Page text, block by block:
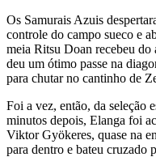
Os Samurais Azuis
controle do campo sueco e
meia Ritsu Doan recebeu do
deu um ótimo passe na
para chutar no cantinho de
Foi a vez, então, da seleção
minutos depois, Elanga foi
Viktor Gyökeres, quase na
para dentro e bateu cruzado